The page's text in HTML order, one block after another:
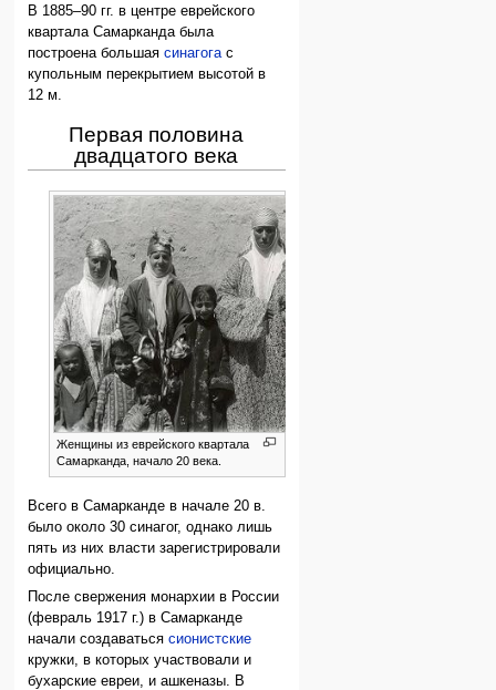
В 1885–90 гг. в центре еврейского
квартала Самарканда была
построена большаясинагогас
купольным перекрытием высотой в
12 м.
Первая половина
двадцатого века
Женщины из еврейского квартала
Самарканда, начало 20 века.
Всего в Самарканде в начале 20 в.
было около 30 синагог, однако лишь
пять из них власти зарегистрировали
официально.
После свержения монархии в России
(февраль 1917 г.) в Самарканде
начали создаватьсясионистские
кружки, в которых участвовали и
бухарские евреи, и ашкеназы. В